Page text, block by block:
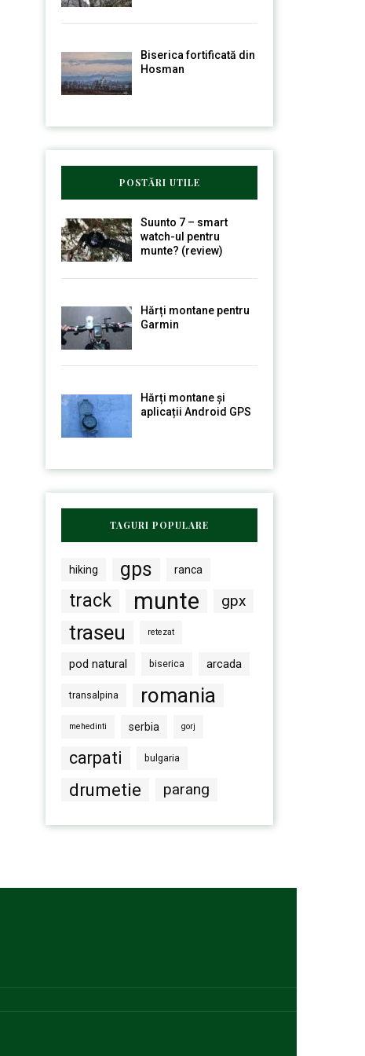
Biserica fortificată din
Hosman
POSTĂRI UTILE
Suunto 7 – smart
watch-ul pentru
munte? (review)
Hărți montane pentru
Garmin
Hărți montane și
aplicații Android GPS
TAGURI POPULARE
hiking gps ranca
track munte gpx
traseu retezat
pod natural biserica arcada
transalpina romania
mehedinti serbia gorj
carpati bulgaria
drumetie parang